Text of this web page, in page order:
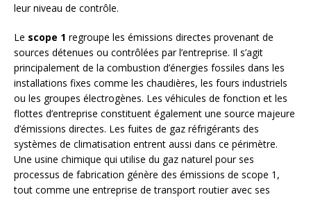
leur niveau de contrôle.
Le scope 1 regroupe les émissions directes provenant de
sources détenues ou contrôlées par l’entreprise. Il s’agit
principalement de la combustion d’énergies fossiles dans les
installations fixes comme les chaudières, les fours industriels
ou les groupes électrogènes. Les véhicules de fonction et les
flottes d’entreprise constituent également une source majeure
d’émissions directes. Les fuites de gaz réfrigérants des
systèmes de climatisation entrent aussi dans ce périmètre.
Une usine chimique qui utilise du gaz naturel pour ses
processus de fabrication génère des émissions de scope 1,
tout comme une entreprise de transport routier avec ses